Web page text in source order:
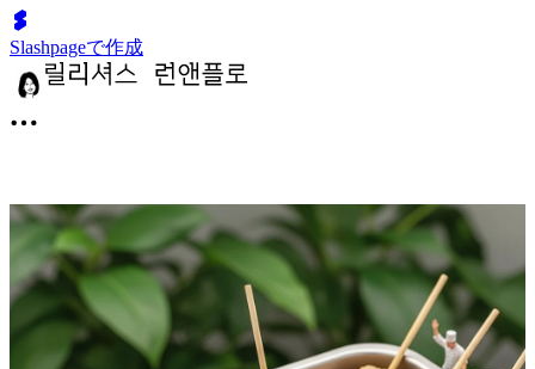
Slashpageで作成